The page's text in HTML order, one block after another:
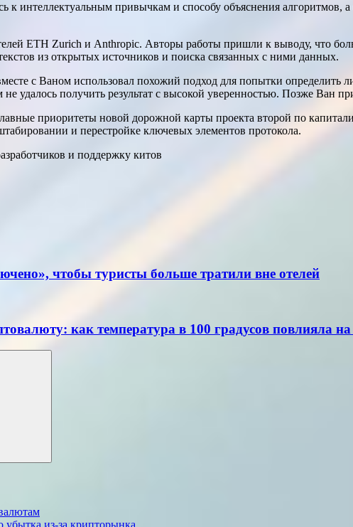
интеллектуальным привычкам и способу объяснения алгоритмов,
ETH Zurich и Anthropic. Авторы работы пришли к выводу, что
из открытых источников и поиска связанных с ними данных.
с Ваном использовал похожий подход для попытки определить
удалось получить результат с высокой уверенностью. Позже Ван
приоритеты новой дорожной карты проекта второй по
и перестройке ключевых элементов протокола.
и поддержку китов
чтобы туристы больше тратили вне отелей
как температура в 100 градусов повлияла
убытка из-за крипторынка